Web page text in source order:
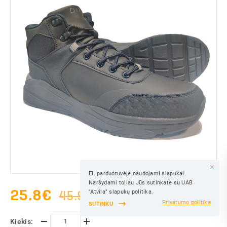
25.8€45.99€
Kiekis:
El. parduotuvėje naudojami slapukai.
Naršydami toliau Jūs sutinkate su UAB
"Atvila" slapukų politika.
SUTINKU
Privatumo politika
IŠSAUGOTI
IŠSAUGOTI